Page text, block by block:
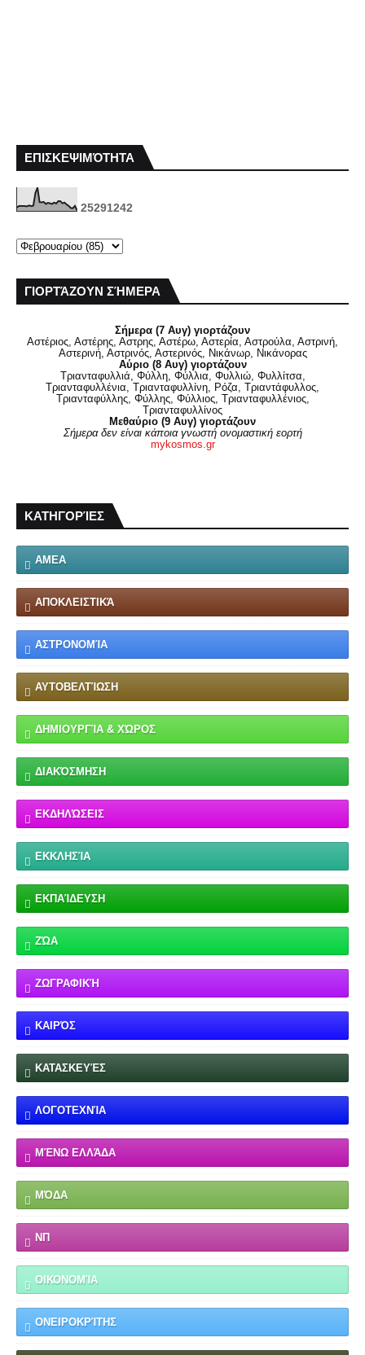
ΕΠΙΣΚΕΨΙΜΌΤΗΤΑ
25291242
ΓΙΟΡΤΆΖΟΥΝ ΣΉΜΕΡΑ
Σήμερα (7 Αυγ) γιορτάζουν
Αστέριος, Αστέρης, Αστρης, Αστέρω, Αστερία, Αστρούλα, Αστρινή,
Αστερινή, Αστρινός, Αστερινός, Νικάνωρ, Νικάνορας
Αύριο (8 Αυγ) γιορτάζουν
Τριανταφυλλιά, Φύλλη, Φύλλια, Φυλλιώ, Φυλλίτσα,
Τριανταφυλλένια, Τριανταφυλλίνη, Ρόζα, Τριαντάφυλλος,
Τριανταφύλλης, Φύλλης, Φύλλιος, Τριανταφυλλένιος,
Τριανταφυλλίνος
Μεθαύριο (9 Αυγ) γιορτάζουν
Σήμερα δεν είναι κάποια γνωστή ονομαστική εορτή
mykosmos.gr
ΚΑΤΗΓΟΡΊΕΣ
ΑΜΕΑ
ΑΠΟΚΛΕΙΣΤΙΚΆ
ΑΣΤΡΟΝΟΜΊΑ
ΑΥΤΟΒΕΛΤΊΩΣΗ
ΔΗΜΙΟΥΡΓΊΑ & ΧΏΡΟΣ
ΔΙΑΚΌΣΜΗΣΗ
ΕΚΔΗΛΏΣΕΙΣ
ΕΚΚΛΗΣΊΑ
ΕΚΠΑΊΔΕΥΣΗ
ΖΏΑ
ΖΩΓΡΑΦΙΚΉ
ΚΑΙΡΌΣ
ΚΑΤΑΣΚΕΥΈΣ
ΛΟΓΟΤΕΧΝΊΑ
ΜΈΝΩ ΕΛΛΆΔΑ
ΜΌΔΑ
ΝΠ
ΟΙΚΟΝΟΜΊΑ
ΟΝΕΙΡΟΚΡΊΤΗΣ